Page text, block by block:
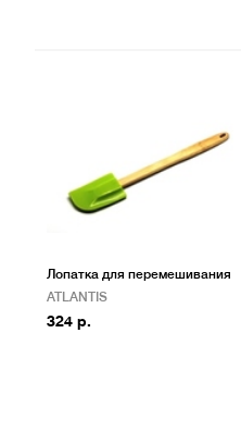
Лопатка для перемешивания
ATLANTIS
324 р.